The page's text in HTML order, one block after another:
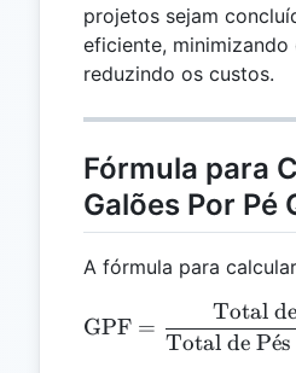
projetos sejam
eficiente,
reduzindo os custos.
Fórmula para
Galões Por Pé
A fórmula para
GPF =
Total de Pe
ˊ
Total